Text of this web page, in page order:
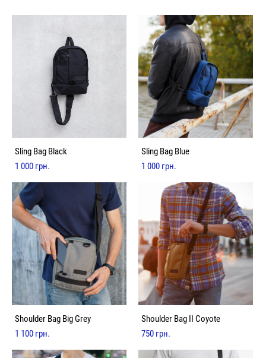
Sling Bag Black
1 000 грн.
Sling Bag Blue
1 000 грн.
Shoulder Bag Big Grey
1 100 грн.
Shoulder Bag II Coyote
750 грн.